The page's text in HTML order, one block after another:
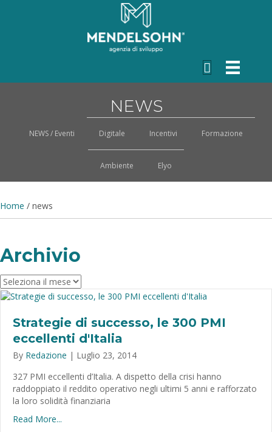
NEWS
NEWS / Eventi Digitale Incentivi Formazione
Ambiente Elyo
Home / news
Archivio
Archivio
Strategie di successo, le 300 PMI
eccellenti d'Italia
By Redazione | Luglio 23, 2014
327 PMI eccellenti d’Italia. A dispetto della crisi hanno
raddoppiato il reddito operativo negli ultimi 5 anni e rafforzato
la loro solidità finanziaria
Read More...